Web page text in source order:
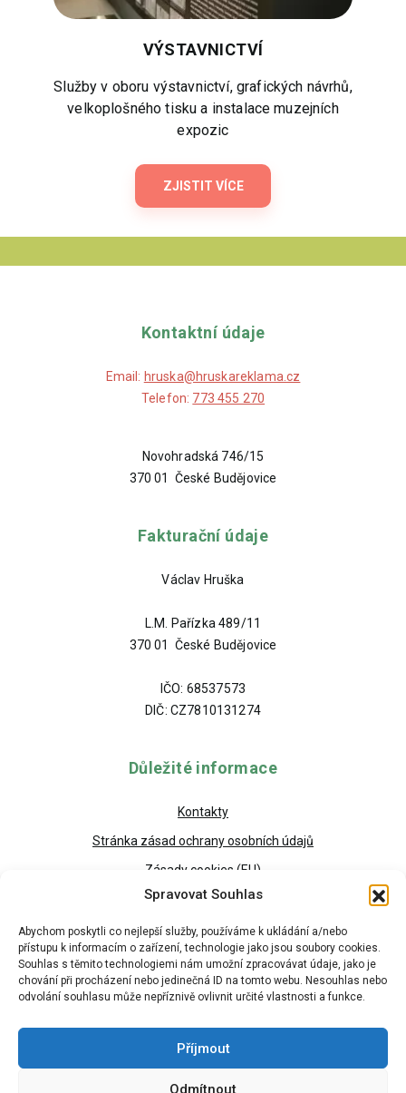
Spravovat Souhlas
Abychom poskytli co nejlepší služby, používáme k ukládání a/nebo
přístupu k informacím o zařízení, technologie jako jsou soubory cookies.
Souhlas s těmito technologiemi nám umožní zpracovávat údaje, jako je
chování při procházení nebo jedinečná ID na tomto webu. Nesouhlas nebo
odvolání souhlasu může nepříznivě ovlivnit určité vlastnosti a funkce.
Příjmout
Odmítnout
VÝSTAVNICTVÍ
Služby v oboru výstavnictví, grafických návrhů,
velkoplošného tisku a instalace muzejních
expozic
ZJISTIT VÍCE
Kontaktní údaje
Email: hruska@hruskareklama.cz
Telefon: 773 455 270
Novohradská 746/15
370 01 České Budějovice
Fakturační údaje
Václav Hruška
L.M. Pařízka 489/11
370 01 České Budějovice
IČO: 68537573
DIČ: CZ7810131274
Důležité informace
Kontakty
Stránka zásad ochrany osobních údajů
Zásady cookies (EU)